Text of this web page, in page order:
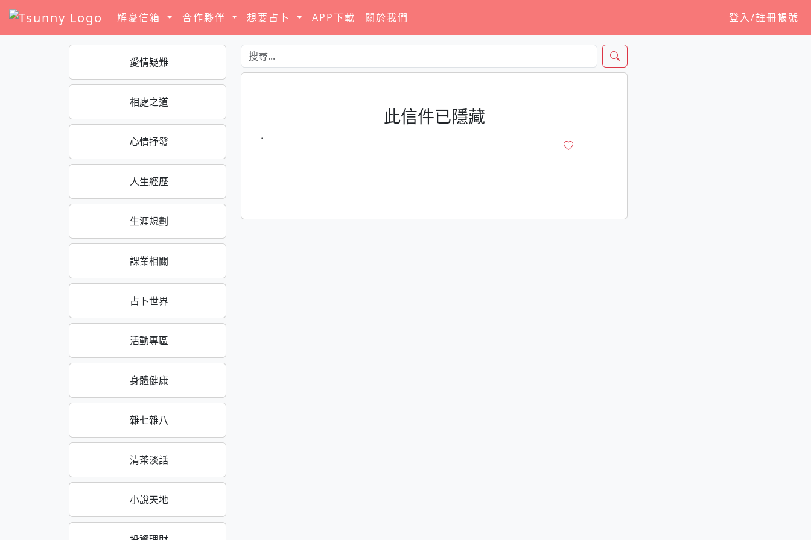
解憂信箱 合作夥伴 想要占卜 APP下載 關於我們 登入/註冊帳號
愛情疑難
相處之道
心情抒發
人生經歷
生涯規劃
課業相關
占卜世界
活動專區
身體健康
雜七雜八
清茶淡話
小說天地
此信件已隱藏
·